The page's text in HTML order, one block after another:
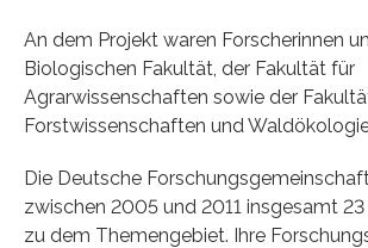
An dem Projekt waren Forscherinnen
Biologischen Fakultät, der Fakultät für
Agrarwissenschaften sowie der
Forstwissenschaften und
Die Deutsche
zwischen 2005 und 2011 insgesamt
zu dem Themengebiet. Ihre